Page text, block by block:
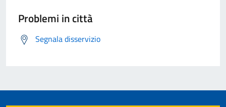
Problemi in città
Segnala disservizio